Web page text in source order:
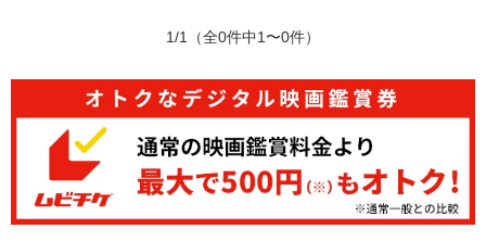
1/1 （全0件中1〜0件）